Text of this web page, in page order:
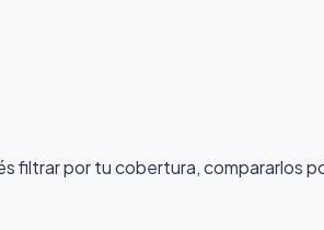
filtrar por tu cobertura, compararlos